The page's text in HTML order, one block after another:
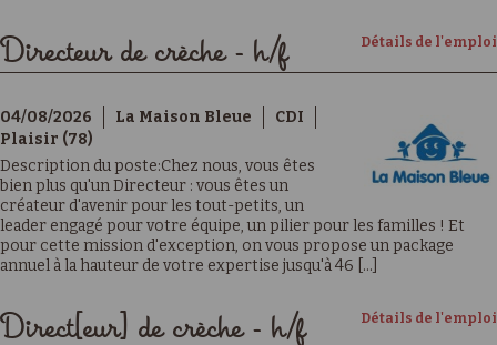
Détails de l'emploi
Directeur de crèche - h/f
04/08/2026 La Maison Bleue
CDI
Plaisir (78)
Description du poste:Chez nous, vous êtes
bien plus qu'un Directeur : vous êtes un
créateur d'avenir pour les tout-petits, un
leader engagé pour votre équipe, un pilier pour les familles ! Et
pour cette mission d'exception, on vous propose un package
annuel à la hauteur de votre expertise jusqu'à 46 [...]
Détails de l'emploi
Direct[eur] de crèche - h/f